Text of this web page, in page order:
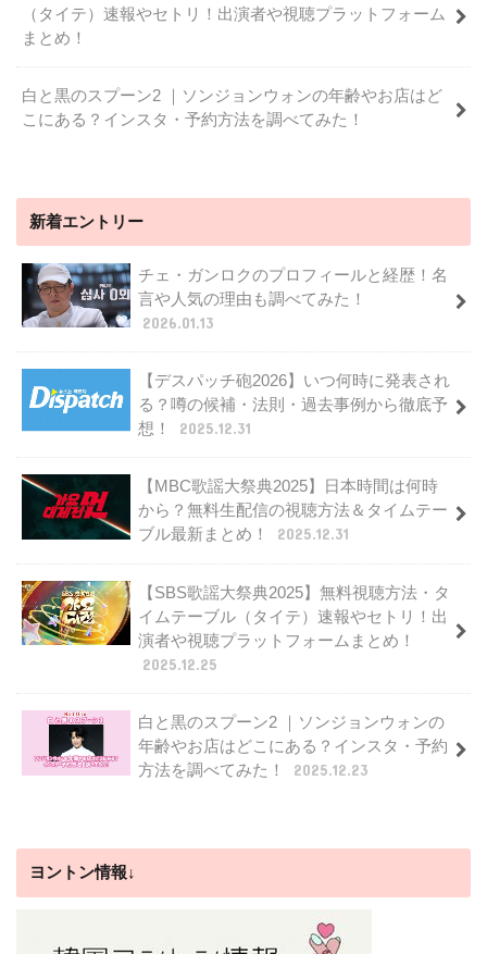
（タイテ）速報やセトリ！出演者や視聴プラットフォーム
まとめ！
白と黒のスプーン2 ｜ソンジョンウォンの年齢やお店はど
こにある？インスタ・予約方法を調べてみた！
新着エントリー
チェ・ガンロクのプロフィールと経歴！名
言や人気の理由も調べてみた！
2026.01.13
【デスパッチ砲2026】いつ何時に発表され
る？噂の候補・法則・過去事例から徹底予
想！
2025.12.31
【MBC歌謡大祭典2025】日本時間は何時
から？無料生配信の視聴方法＆タイムテー
ブル最新まとめ！
2025.12.31
【SBS歌謡大祭典2025】無料視聴方法・タ
イムテーブル（タイテ）速報やセトリ！出
演者や視聴プラットフォームまとめ！
2025.12.25
白と黒のスプーン2 ｜ソンジョンウォンの
年齢やお店はどこにある？インスタ・予約
方法を調べてみた！
2025.12.23
ヨントン情報↓